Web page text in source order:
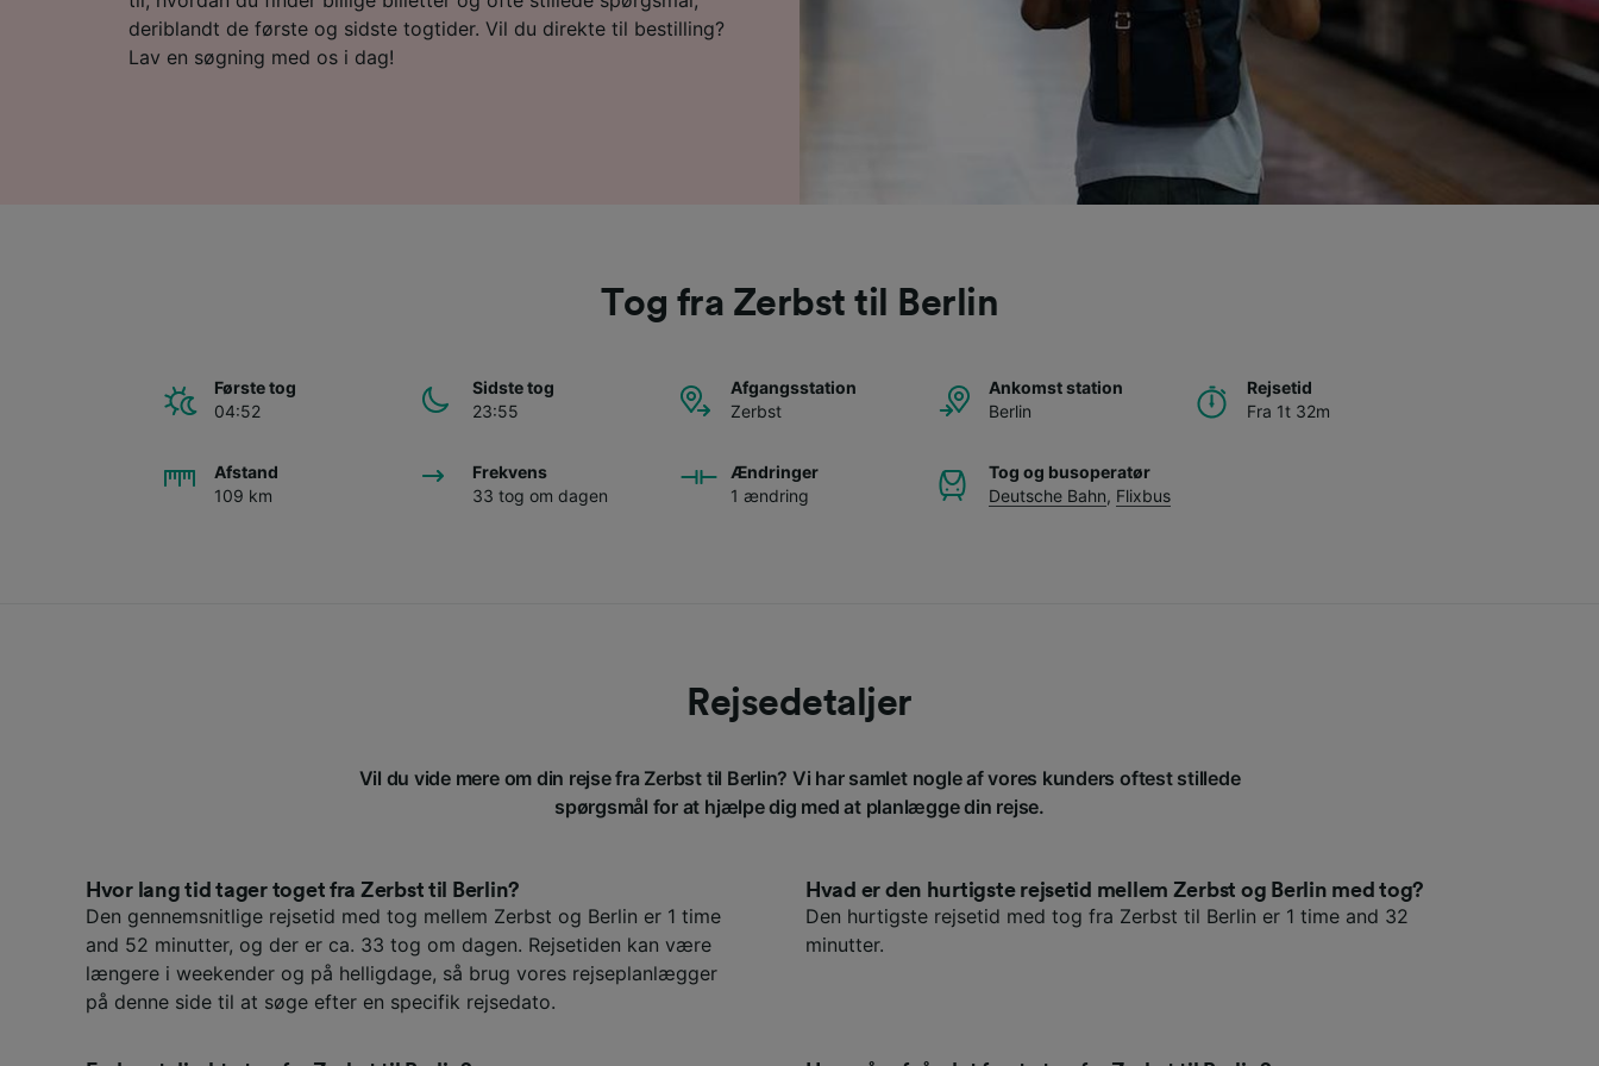
deriblandt de første og sidste togtider. Vil du direkte til bestilling?
Lav en søgning med os i dag!
Tog fra Zerbst til Berlin
Første tog
04:52
Sidste tog
23:55
Afgangsstation
Zerbst
Ankomst station
Berlin
Rejsetid
Fra 1t 32m
Afstand
109 km
Frekvens
33 tog om dagen
Ændringer
1 ændring
Tog og busoperatør
Deutsche Bahn, Flixbus
Rejsedetaljer
Vil du vide mere om din rejse fra Zerbst til Berlin? Vi har samlet nogle af vores kunders oftest stillede
spørgsmål for at hjælpe dig med at planlægge din rejse.
Hvor lang tid tager toget fra Zerbst til Berlin?
Den gennemsnitlige rejsetid med tog mellem Zerbst og Berlin er 1 time
and 52 minutter, og der er ca. 33 tog om dagen. Rejsetiden kan være
længere i weekender og på helligdage, så brug vores rejseplanlægger
på denne side til at søge efter en specifik rejsedato.
Hvad er den hurtigste rejsetid mellem Zerbst og Berlin med tog?
Den hurtigste rejsetid med tog fra Zerbst til Berlin er 1 time and 32
minutter.